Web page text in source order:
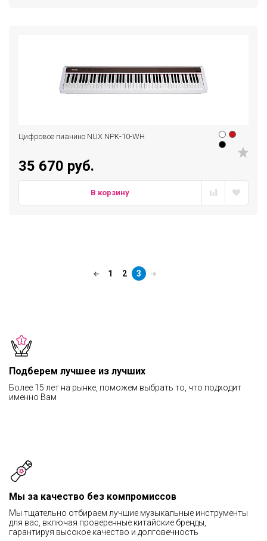
Цифровое пианино NUX NPK-10-WH
35 670 руб.
В корзину
1 2 3
Подберем лучшее из лучших
Более 15 лет на рынке, поможем выбрать то, что подходит
именно Вам
Мы за качество без компромиссов
Мы тщательно отбираем лучшие музыкальные инструменты
для вас, включая проверенные китайские бренды,
гарантируя высокое качество и долговечность